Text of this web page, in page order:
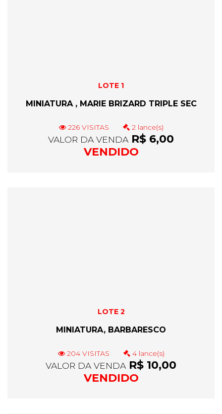
LOTE 1
MINIATURA , MARIE BRIZARD TRIPLE SEC
226 VISITAS 2 lance(s)
VALOR DA VENDAR$ 6,00
VENDIDO
LOTE 2
MINIATURA, BARBARESCO
204 VISITAS 4 lance(s)
VALOR DA VENDAR$ 10,00
VENDIDO